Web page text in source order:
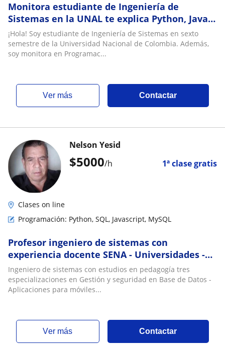
Monitora estudiante de Ingeniería de
Sistemas en la UNAL te explica Python, Java,
C y más
¡Hola! Soy estudiante de Ingeniería de Sistemas en sexto
semestre de la Universidad Nacional de Colombia. Además,
soy monitora en Programac...
ver más Contactar
$5000/h 1ª clase gratis
Nelson Yesid
Clases on line
Programación: Python, SQL, Javascript, MySQL
Profesor ingeniero de sistemas con
experiencia docente SENA - Universidades -
Colegios
Ingeniero de sistemas con estudios en pedagogía tres
especializaciones en Gestión y seguridad en Base de Datos -
Aplicaciones para móviles...
ver más Contactar